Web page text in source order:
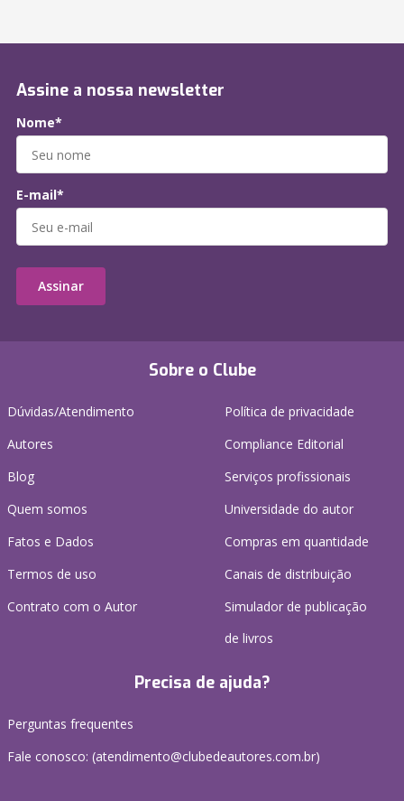
Sobre o Clube
Dúvidas/Atendimento
Autores
Blog
Quem somos
Fatos e Dados
Termos de uso
Contrato com o Autor
Política de privacidade
Compliance Editorial
Serviços profissionais
Universidade do autor
Compras em quantidade
Canais de distribuição
Simulador de publicação
de livros
Precisa de ajuda?
Perguntas frequentes
Fale conosco: (atendimento@clubedeautores.com.br)
Assine a nossa newsletter
Nome*
E-mail*
Assinar